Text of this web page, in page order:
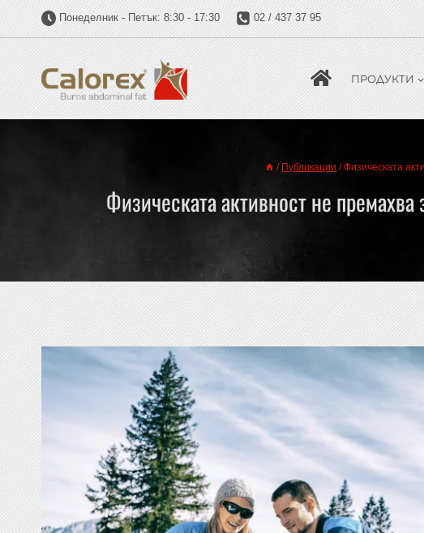
Понеделник - Петък: 8:30 - 17:30 02 / 437 37 95
ПРОДУКТИ
/ Публикации / Физическата
Физическата активност не